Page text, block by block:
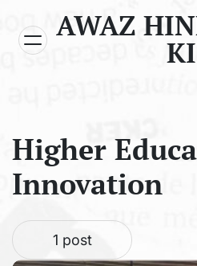
content
AWAZ
KI
Higher
Innovation
1 post